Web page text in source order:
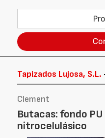
Tapizados Lujosa, S.L.
Clement
Butacas: fondo
nitrocelulásico